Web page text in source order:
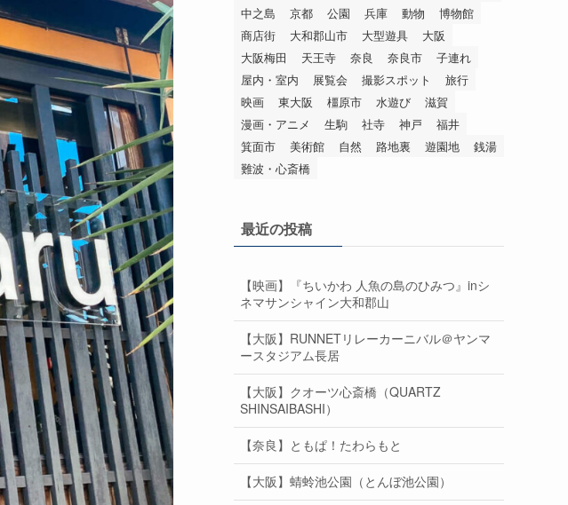
中之島
京都 公園 兵庫 動物
博物館
商店街
大和郡山市 大型遊具
大阪
大阪梅田
天王寺 奈良 奈良市
子連れ
屋内・室内
展覧会 撮影スポット
旅行
映画
東大阪 橿原市 水遊び
滋賀
漫画・アニメ
生駒 社寺 神戸
福井
箕面市
美術館 自然 路地裏 遊園地
銭湯
難波・心斎橋
最近の投稿
【映画】『ちいかわ 人魚の島のひみつ』inシ
ネマサンシャイン大和郡山
【大阪】RUNNETリレーカーニバル＠ヤンマ
ースタジアム長居
【大阪】クオーツ心斎橋（QUARTZ
SHINSAIBASHI）
【奈良】ともぱ！たわらもと
【大阪】蜻蛉池公園（とんぼ池公園）